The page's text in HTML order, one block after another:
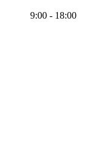
9:00 - 18:00